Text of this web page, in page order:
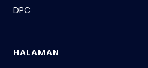
DPC
HALAMAN